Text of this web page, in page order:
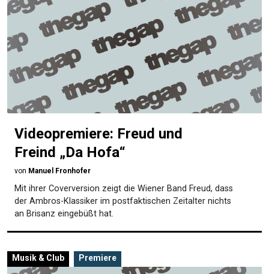
Videopremiere: Freud und
Freind „Da Hofa“
von Manuel Fronhofer
Mit ihrer Coverversion zeigt die Wiener Band Freud, dass
der Ambros-Klassiker im postfaktischen Zeitalter nichts
an Brisanz eingebüßt hat.
Musik & Club Premiere